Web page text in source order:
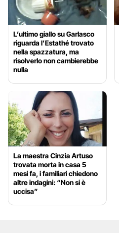
L’ultimo giallo su Garlasco
riguarda l’Estathé trovato
nella spazzatura, ma
risolverlo non cambierebbe
nulla
La maestra Cinzia Artuso
trovata morta in casa 5
mesi fa, i familiari chiedono
altre indagini: “Non si è
uccisa”